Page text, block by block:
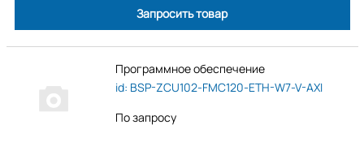
Запросить товар
Программное обеспечение
id: BSP-ZCU102-FMC120-ETH-W7-V-AXI
По запросу